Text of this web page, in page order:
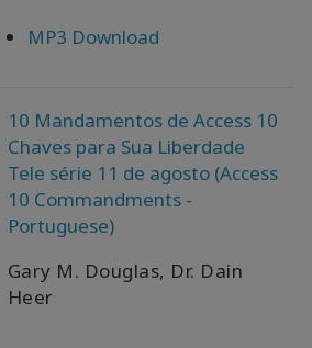
MP3 Download
10 Mandamentos de Access 10
Chaves para Sua Liberdade
Tele série 11 de agosto (Access
10 Commandments -
Portuguese)
Gary M. Douglas, Dr. Dain
Heer